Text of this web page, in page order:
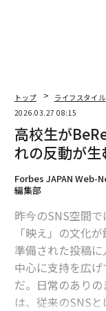
文＝池田美樹
トップ ライフスタイル
2026.03.27 08:15
高校生が
れの反動が生
Forbes JAPAN Web-
編集部
昨今のSNS空間
「映え」の文化
準備された投稿
中心に支持を広げ
だ。日常のあり
は、従来のSNS